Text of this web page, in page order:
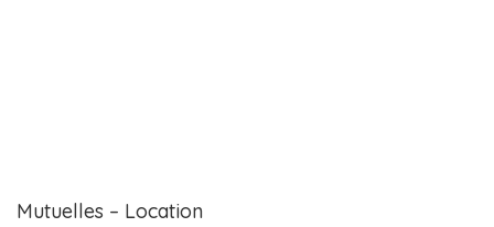
Mutuelles – Location